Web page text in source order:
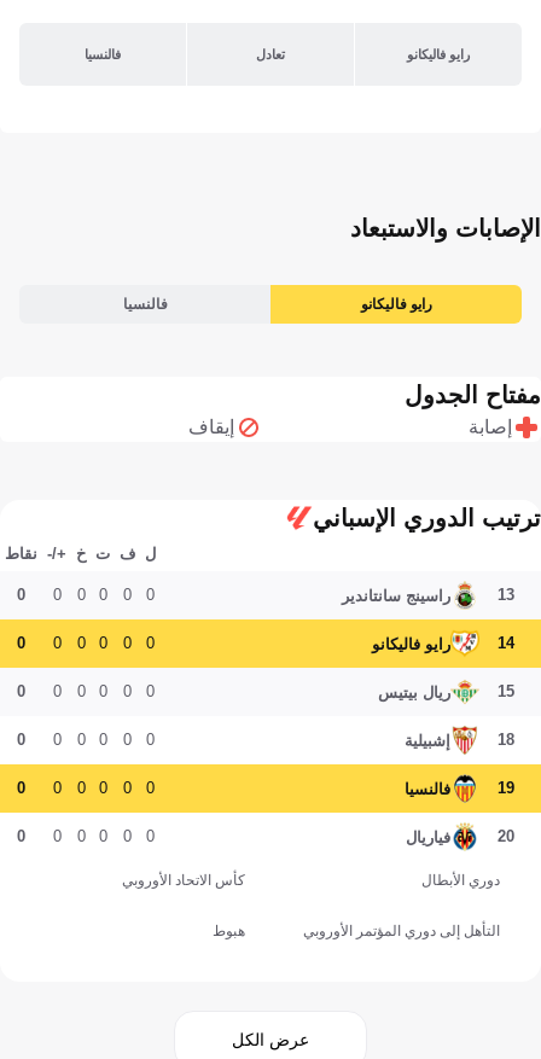
رايو فاليكانو تعادل فالنسيا
الإصابات والاستبعاد
رايو فاليكانو فالنسيا
مفتاح الجدول
إصابة إيقاف
ترتيب الدوري الإسباني
ل ف ت خ +/- نقاط
13 راسينج سانتاندير 0
0
0
0
0
0
14 رايو فاليكانو 0
0
0
0
0
0
15 ريال بيتيس 0
0
0
0
0
0
18 إشبيلية 0
0
0
0
0
0
19 فالنسيا 0
0
0
0
0
0
20 فياريال 0
0
0
0
0
0
دوري الأبطال كأس الاتحاد الأوروبي
التأهل إلى دوري المؤتمر الأوروبي هبوط
عرض الكل